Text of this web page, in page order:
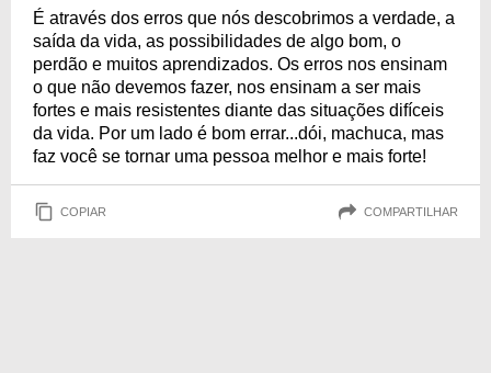
É através dos erros que nós descobrimos a verdade, a
saída da vida, as possibilidades de algo bom, o
perdão e muitos aprendizados. Os erros nos ensinam
o que não devemos fazer, nos ensinam a ser mais
fortes e mais resistentes diante das situações difíceis
da vida. Por um lado é bom errar...dói, machuca, mas
faz você se tornar uma pessoa melhor e mais forte!
COPIAR COMPARTILHAR